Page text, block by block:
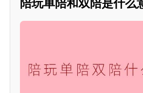
陪玩单陪和双陪是什么